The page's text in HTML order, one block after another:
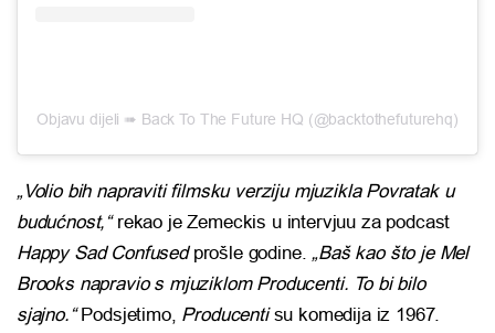
Objavu dijeli ➠ Back To The Future HQ (@backtothefuturehq)
„Volio bih napraviti filmsku verziju mjuzikla Povratak u
budućnost,“rekao je Zemeckis u intervjuu za podcast
Happy Sad Confusedprošle godine. „Baš kao što je Mel
Brooks napravio s mjuziklom Producenti. To bi bilo
sjajno.“Podsjetimo, Producentisu komedija iz 1967.